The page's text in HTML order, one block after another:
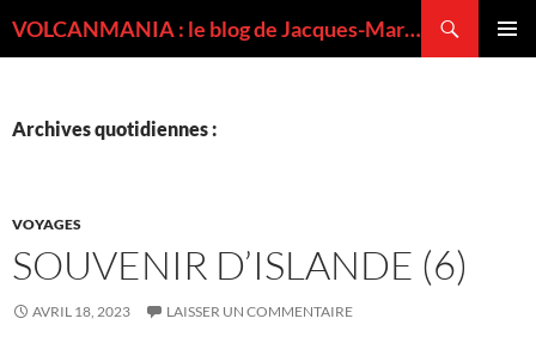
VOLCANMANIA : le blog de Jacques-Marie BARDINTZEFF, volcanologue
Archives quotidiennes :
VOYAGES
SOUVENIR D’ISLANDE (6)
AVRIL 18, 2023 LAISSER UN COMMENTAIRE